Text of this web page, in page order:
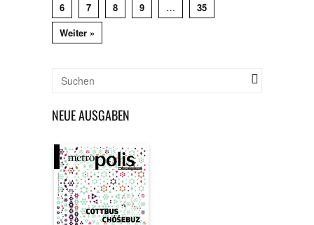
6
7 8 9 …
35
Weiter »
NEUE AUSGABEN